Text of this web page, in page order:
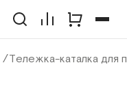
Тележка-каталка